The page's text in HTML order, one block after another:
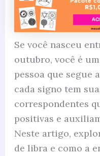
Se você nasceu
outubro, você é
pessoa que segue
cada signo tem
correspondentes
positivas e
Neste artigo,
de libra e como a